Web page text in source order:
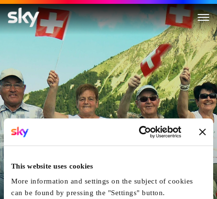
This website uses cookies
More information and settings on the subject of cookies
can be found by pressing the "Settings" button.
Image Problem